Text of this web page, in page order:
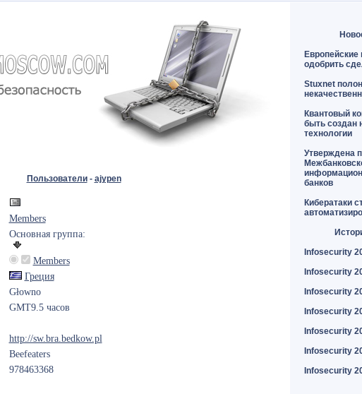
Пользователи- ajypen
Members
Основная группа:
Members
Греция
Głowno
GMT9.5 часов
http://sw.bra.bedkow.pl
Beefeaters
978463368
Европейские
одобрить
Stuxnet
Квантовый
быть создан
технологии
Утверждена
банков
Кибератаки
Infosecurity
Infosecurity
Infosecurity
Infosecurity
Infosecurity
Infosecurity
Infosecurity